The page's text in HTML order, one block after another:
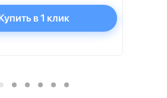
Купить в 1 клик